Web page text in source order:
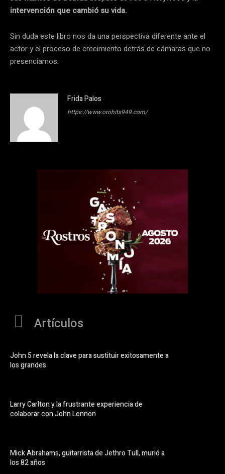
intervención que cambió su vida.
Sin duda este libro nos da una perspectiva diferente ante el
actor y el proceso de crecimiento detrás de cámaras que no
presenciamos.
Frida Palos
https://www.orohits949.com/
Artículos
John 5 revela la clave para sustituir exitosamente a
los grandes
Larry Carlton y la frustrante experiencia de
colaborar con John Lennon
Mick Abrahams, guitarrista de Jethro Tull, murió a
los 82 años